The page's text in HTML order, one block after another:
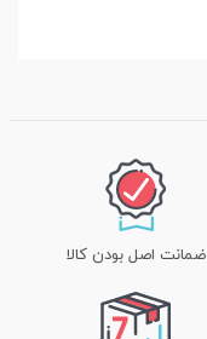
ضمانت اصل بودن کالا